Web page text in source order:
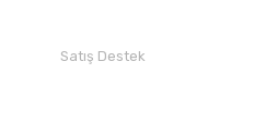
Satış Destek